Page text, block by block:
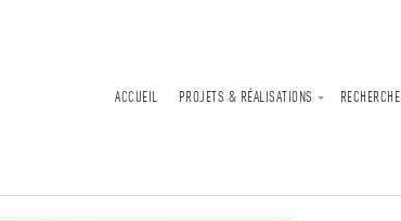
ACCUEIL PROJETS & RÉALISATIONS